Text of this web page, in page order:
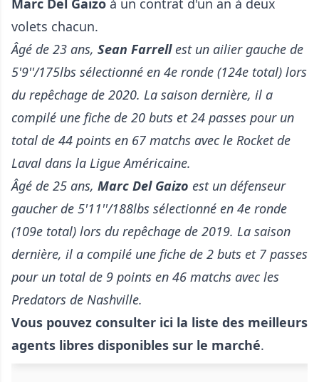
volets chacun.
Âgé de 23 ans, Sean Farrellest un ailier gauche de
5'9''/175lbs sélectionné en 4e ronde (124e total) lors
du repêchage de 2020. La saison dernière, il a
compilé une fiche de 20 buts et 24 passes pour un
total de 44 points en 67 matchs avec le Rocket de
Laval dans la Ligue Américaine.
Âgé de 25 ans, Marc Del Gaizo est un défenseur
gaucher de 5'11''/188lbs sélectionné en 4e ronde
(109e total) lors du repêchage de 2019. La saison
dernière, il a compilé une fiche de 2 buts et 7 passes
pour un total de 9 points en 46 matchs avec les
Predators de Nashville.
Vous pouvez consulter ici la liste des meilleurs
agents libres disponibles sur le marché.